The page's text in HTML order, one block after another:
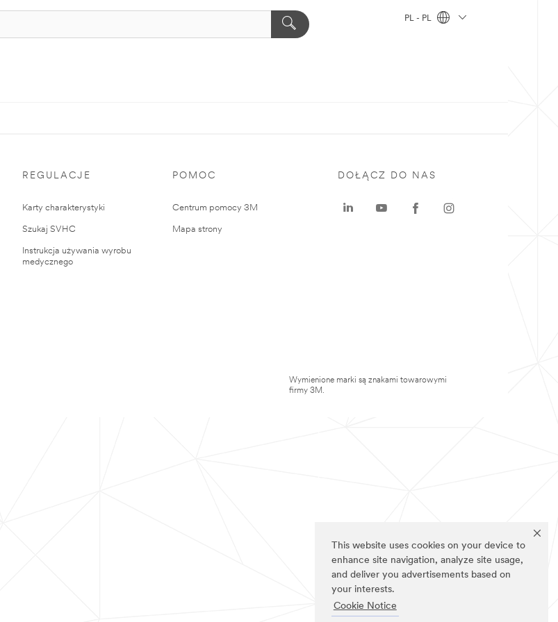
This website uses cookies on your device to
enhance site navigation, analyze site usage,
and deliver you advertisements based on
your interests.
Cookie Notice
PL - PL
REGULACJE
Karty charakterystyki
Szukaj SVHC
Instrukcja używania wyrobu
medycznego
POMOC
Centrum pomocy 3M
Mapa strony
DOŁĄCZ DO NAS
Wymienione marki są znakami towarowymi
firmy 3M.